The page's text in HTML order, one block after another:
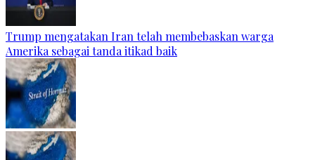
Trump mengatakan Iran telah membebaskan warga
Amerika sebagai tanda itikad baik